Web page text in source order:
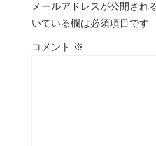
メールアドレスが公開され
いている欄は必須項目です
コメント ※